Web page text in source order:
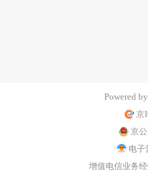
Powered by
京
京公
电子
增值电信业务